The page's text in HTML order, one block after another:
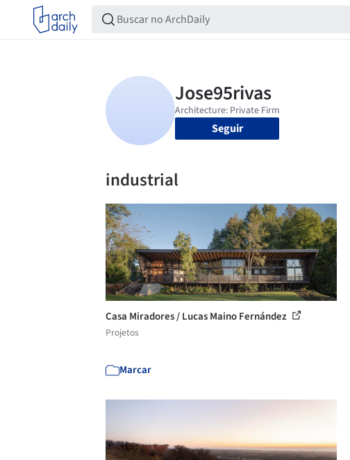
Seguir
industrial
Casa Miradores / Lucas Maino Fernández
Projetos
Marcar